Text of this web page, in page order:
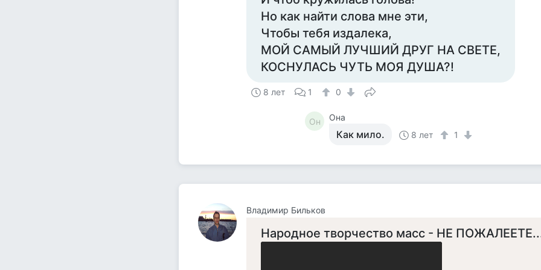
Но как найти слова мне эти,
Чтобы тебя издалека,
МОЙ САМЫЙ ЛУЧШИЙ ДРУГ НА СВЕТЕ,
КОСНУЛАСЬ ЧУТЬ МОЯ ДУША?!
8 лет 1 0
Он Она
Как мило. 8 лет 1
Владимир Бильков
​Народное творчество масс - НЕ